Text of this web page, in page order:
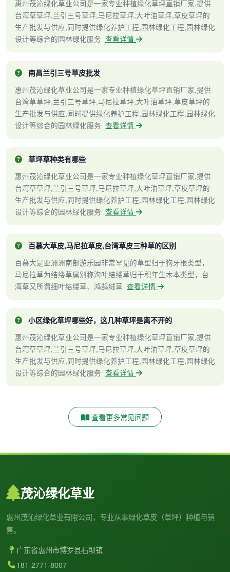
惠州茂沁绿化草业公司是一家专业种植绿化草坪直销厂家,提供
台湾草草坪,兰引三号草坪,马尼拉草坪,大叶油草坪,草皮草坪的
生产批发与供应,同时提供绿化养护工程,园林绿化工程,园林绿化
设计等综合的园林绿化服务 查看详情
南昌兰引三号草皮批发
惠州茂沁绿化草业公司是一家专业种植绿化草坪直销厂家,提供
台湾草草坪,兰引三号草坪,马尼拉草坪,大叶油草坪,草皮草坪的
生产批发与供应,同时提供绿化养护工程,园林绿化工程,园林绿化
设计等综合的园林绿化服务 查看详情
草坪草种类有哪些
惠州茂沁绿化草业公司是一家专业种植绿化草坪直销厂家,提供
台湾草草坪,兰引三号草坪,马尼拉草坪,大叶油草坪,草皮草坪的
生产批发与供应,同时提供绿化养护工程,园林绿化工程,园林绿化
设计等综合的园林绿化服务 查看详情
百慕大草皮,马尼拉草皮,台湾草皮三种草的区别
百慕大是亚洲洲南部游乐园非常罕见的草型归于狗牙根类型，
马尼拉草为结缕草属别称沟叶结缕草归于积年生木本类型，台
湾草又所谓细叶结缕草、鸿鹄绒草 查看详情
小区绿化草坪哪些好，这几种草坪是离不开的
惠州茂沁绿化草业公司是一家专业种植绿化草坪直销厂家,提供
台湾草草坪,兰引三号草坪,马尼拉草坪,大叶油草坪,草皮草坪的
生产批发与供应,同时提供绿化养护工程,园林绿化工程,园林绿化
设计等综合的园林绿化服务 查看详情
查看更多常见问题
茂沁绿化草业
惠州茂沁绿化草业有限公司，专业从事绿化草皮（草坪）种植与销
售。
广东省惠州市博罗县石坝镇
181-2771-8007